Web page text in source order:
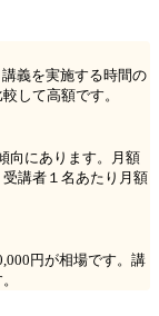
義を実施する時間の
して高額です。
向にあります。月額
講者１名あたり月額
円が相場です。講